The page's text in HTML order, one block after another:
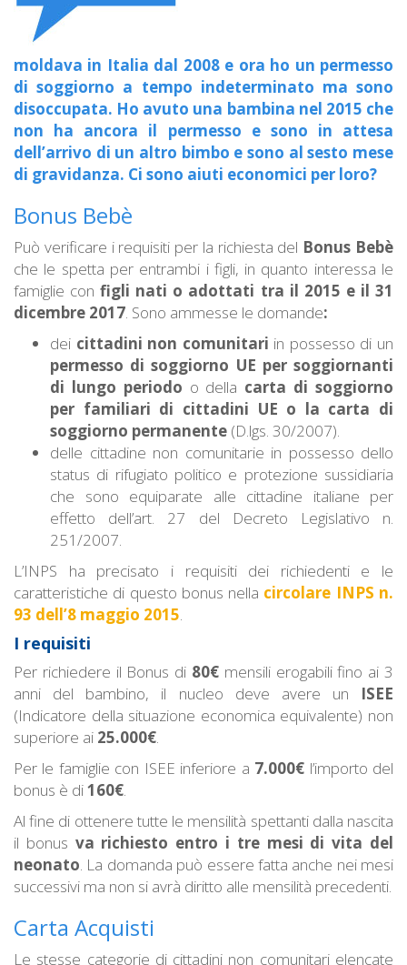
moldava in Italia dal 2008 e ora ho un permesso
di soggiorno a tempo indeterminato ma sono
disoccupata. Ho avuto una bambina nel 2015 che
non ha ancora il permesso e sono in attesa
dell’arrivo di un altro bimbo e sono al sesto mese
di gravidanza. Ci sono aiuti economici per loro?
Bonus Bebè
Può verificare i requisiti per la richiesta del Bonus Bebè
che le spetta per entrambi i figli, in quanto interessa le
famiglie configli nati o adottati tra il 2015 e il 31
dicembre 2017. Sono ammesse le domande:
dei cittadini non comunitari in possesso di un
permesso di soggiorno UE per soggiornanti
di lungo periodo o della carta di soggiorno
per familiari di cittadini UE o la carta di
soggiorno permanente (D.lgs. 30/2007).
delle cittadine non comunitarie in possesso dello
status di rifugiato politico e protezione sussidiaria
che sono equiparate alle cittadine italiane per
effetto dell’art. 27 del Decreto Legislativo n.
251/2007.
L’INPS ha precisato i requisiti dei richiedenti e le
caratteristiche di questo bonus nella circolare INPS n.
93 dell’8 maggio 2015.
I requisiti
Per richiedere il Bonus di 80€ mensili erogabili fino ai 3
anni del bambino, il nucleo deve avere un ISEE
(Indicatore della situazione economica equivalente) non
superiore ai 25.000€.
Per le famiglie con ISEE inferiore a 7.000€ l’importo del
bonus è di160€.
Al fine di ottenere tutte le mensilità spettanti dalla nascita
il bonus va richiesto entro i tre mesi di vita del
neonato. La domanda può essere fatta anche nei mesi
successivi ma non si avrà diritto alle mensilità precedenti.
Carta Acquisti
Le stesse categorie di cittadini non comunitari elencate